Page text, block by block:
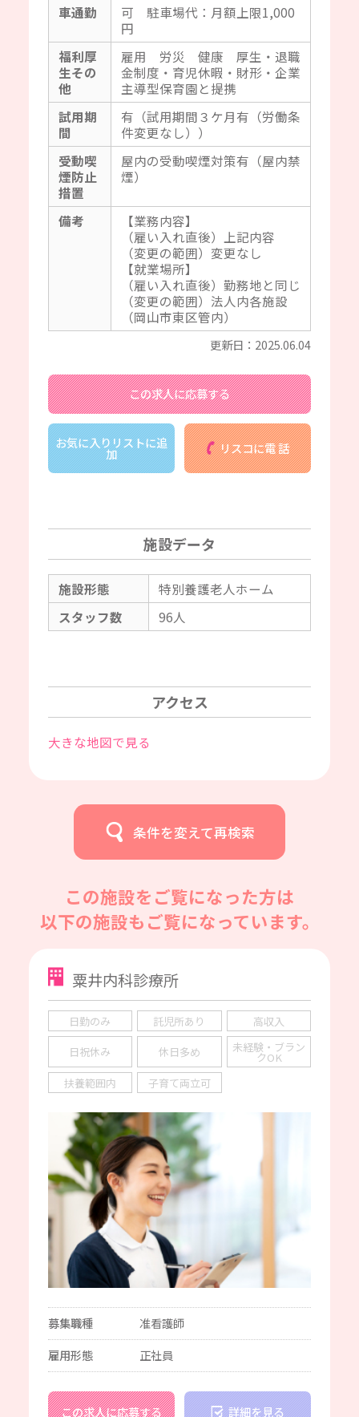
車通勤
可 駐車場代：月額上限1,000
円
福利厚
生その
他
雇用 労災 健康 厚生・退職
金制度・育児休暇・財形・企業
主導型保育園と提携
試用期
間
有（試用期間３ケ月有（労働条
件変更なし））
受動喫
煙防止
措置
屋内の受動喫煙対策有（屋内禁
煙）
備考
【業務内容】
（雇い入れ直後）上記内容
（変更の範囲）変更なし
【就業場所】
（雇い入れ直後）勤務地と同じ
（変更の範囲）法人内各施設
（岡山市東区管内）
更新日：2025.06.04
この求人に応募する
お気に入りリストに追
加 リスコに電 話
施設データ
施設形態
特別養護老人ホーム
スタッフ数
96人
アクセス
大きな地図で見る
条件を変えて再検索
この施設をご覧になった方は
以下の施設もご覧になっています。
粟井内科診療所
日勤のみ 託児所あり 高収入
日祝休み 休日多め 未経験・ブラン
クOK
扶養範囲内
子育て両立可
募集職種
准看護師
雇用形態
正社員
この求人に応募する 詳細を見る